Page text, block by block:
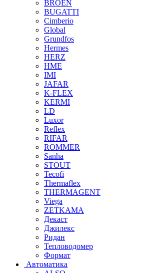
BROEN
BUGATTI
Cimberio
Global
Grundfos
Hermes
HERZ
HME
IMI
JAFAR
K-FLEX
KERMI
LD
Luxor
Reflex
RIFAR
ROMMER
Sanha
STOUT
Tecofi
Thermaflex
THERMAGENT
Viega
ZETKAMA
Декаст
Джилекс
Ридан
Тепловодомер
Формат
Автоматика